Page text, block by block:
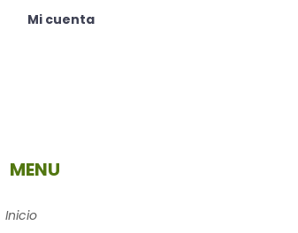
Mi cuenta
MENU
Inicio